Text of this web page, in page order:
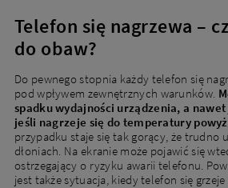
Telefon się nagrzewa –
do obaw?
Do pewnego stopnia każdy telefon się
pod wpływem zewnętrznych warunków.
spadku wydajności urządzenia, a
jeśli nagrzeje się do temperatury
przypadku staje się tak gorący, że trudno
dłoniach. Na ekranie może pojawić się
ostrzegający o ryzyku awarii telefonu.
jest także sytuacja, kiedy telefon się grzeje